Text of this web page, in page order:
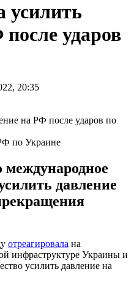
усилить
ударов
20:35
по Украине
международное
давление
отреагировала на
инфраструктуре Украины и
усилить давление на